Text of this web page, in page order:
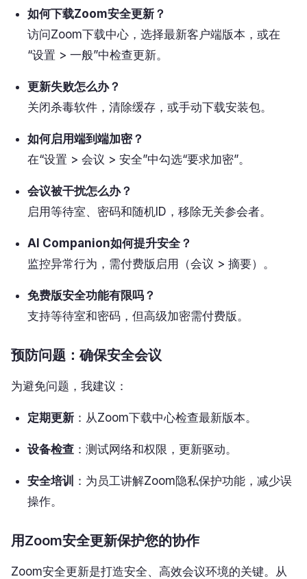
如何下载Zoom安全更新？
访问Zoom下载中心，选择最新客户端版本，或在
“设置 > 一般”中检查更新。
更新失败怎么办？
关闭杀毒软件，清除缓存，或手动下载安装包。
如何启用端到端加密？
在“设置 > 会议 > 安全”中勾选“要求加密”。
会议被干扰怎么办？
启用等待室、密码和随机ID，移除无关参会者。
AI Companion如何提升安全？
监控异常行为，需付费版启用（会议 > 摘要）。
免费版安全功能有限吗？
支持等待室和密码，但高级加密需付费版。
预防问题：确保安全会议
为避免问题，我建议：
定期更新 ：从Zoom下载中心检查最新版本。
设备检查 ：测试网络和权限，更新驱动。
安全培训 ：为员工讲解Zoom隐私保护功能，减少误
操作。
用Zoom安全更新保护您的协作
Zoom安全更新是打造安全、高效会议环境的关键。从